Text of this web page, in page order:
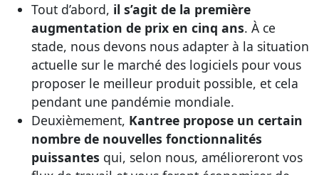
Tout d’abord, il s’agit de la première
augmentation de prix en cinq ans. À ce
stade, nous devons nous adapter à la situation
actuelle sur le marché des logiciels pour vous
proposer le meilleur produit possible, et cela
pendant une pandémie mondiale.
Deuxièmement, Kantree propose un certain
nombre de nouvelles fonctionnalités
puissantes qui, selon nous, amélioreront vos